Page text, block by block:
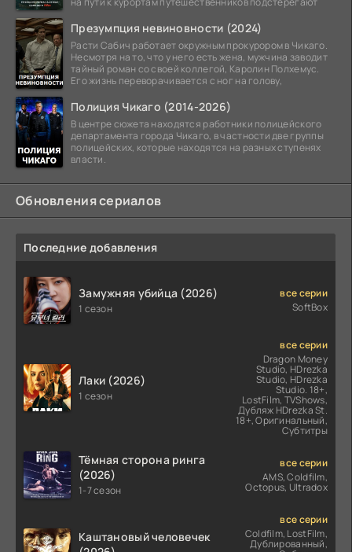
Презумпция невиновности (2024)
Расти Сабич работает окружным прокурором в Чикаго.
Несмотря на то, что у него есть жена, мужчина заводит
тайный роман со своей коллегой, Каролин Полхемус.
Его жизнь переворачивается с ног на голову,
Полиция Чикаго (2014-2026)
В центре сюжета находятся работники полицейского
департамента города Чикаго, в частности две группы
полицейских, которые находятся на разных ступенях
власти.
Обновления сериалов
Последние добавления
Замужняя убийца (2026)
1 сезон
все серии
SoftBox
Лаки (2026)
1 сезон
все серии
Dragon Money
Studio, HDrezka
Studio, HDrezka
Studio. 18+,
LostFilm, TVShows,
Дубляж HDrezka St.
18+, Оригинальный,
Субтитры
Тёмная сторона ринга
(2026)
1-7 сезон
все серии
AMS, Coldfilm,
Octopus, Ultradox
Каштановый человечек
все серии
Coldfilm, LostFilm,
Дублированный,